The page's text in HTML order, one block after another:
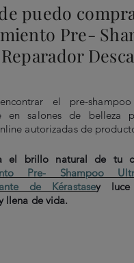
puedo
Pre-
el pre-
en salones de belleza
autorizadas de
el brillo natural de tu
Pre- Shampoo
de Kérastasey luce
llena de vida.